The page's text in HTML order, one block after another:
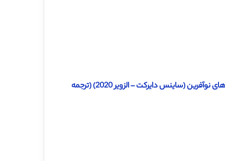
دانلود ترجمه مقاله تصمیم گیری درمورد بین المللی سازی سریع شرکت های نوآفرین (ساینس دایرکت – الزویر 2020) (ترجمه